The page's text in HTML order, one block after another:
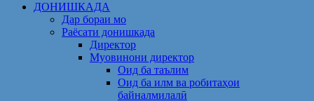
ДОНИШКАДА
Дар бораи мо
Раёсати донишкада
Директор
Муовинони директор
Оид ба таълим
Оид ба илм ва робитаҳои
байналмилалӣ